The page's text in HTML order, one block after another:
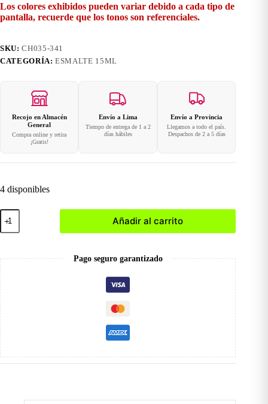
Los colores exhibidos pueden variar debido a cada tipo de
pantalla, recuerde que los tonos son referenciales.
SKU:CH035-341
CATEGORÍA:ESMALTE 15ML
Recojo en Almacén
General
Compra online y retira
¡Gratis!
Envío a Lima
Tiempo de entrega de 1 a 2
días hábiles
Envío a Provincia
Llegamos a todo el país.
Despachos de 2 a 5 días
4 disponibles
341
Esmalte
en
cantidad
Añadir al carrito
Pago seguro garantizado